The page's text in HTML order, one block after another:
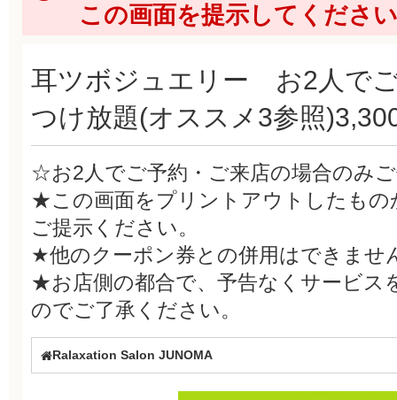
この画面を提示してください
耳ツボジュエリー お2人で
つけ放題(オススメ3参照
☆お2人でご予約・ご来店の場合のみ
★この画面をプリントアウトしたもの
ご提示ください。
★他のクーポン券との併用はできませ
★お店側の都合で、予告なくサービス
のでご了承ください。
Ralaxation Salon JUNOMA